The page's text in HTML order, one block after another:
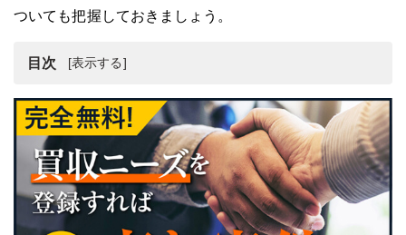
ついても把握しておきましょう。
目次
株式交換とは
簡易株式交換とは
簡易株式交換と略式株式交換の違い
簡易株式交換と簡易組織再編の関係